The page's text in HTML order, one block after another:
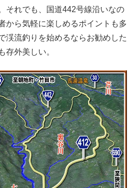
それでも、国道442号線沿いなの
から気軽に楽しめるポイントも多
渓流釣りを始めるならお勧めした
存外美しい。